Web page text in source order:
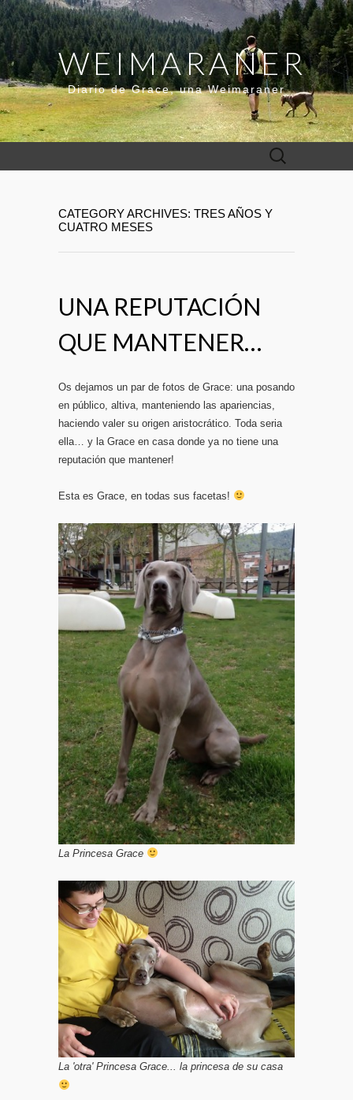
WEIMARANER
Diario de Grace, una Weimaraner
Buscar:
CATEGORY ARCHIVES: TRES AÑOS Y
CUATRO MESES
UNA REPUTACIÓN
QUE MANTENER…
Os dejamos un par de fotos de Grace: una posando
en público, altiva, manteniendo las apariencias,
haciendo valer su origen aristocrático. Toda seria
ella… y la Grace en casa donde ya no tiene una
reputación que mantener!
Esta es Grace, en todas sus facetas!
La Princesa Grace
La 'otra' Princesa Grace... la princesa de su casa